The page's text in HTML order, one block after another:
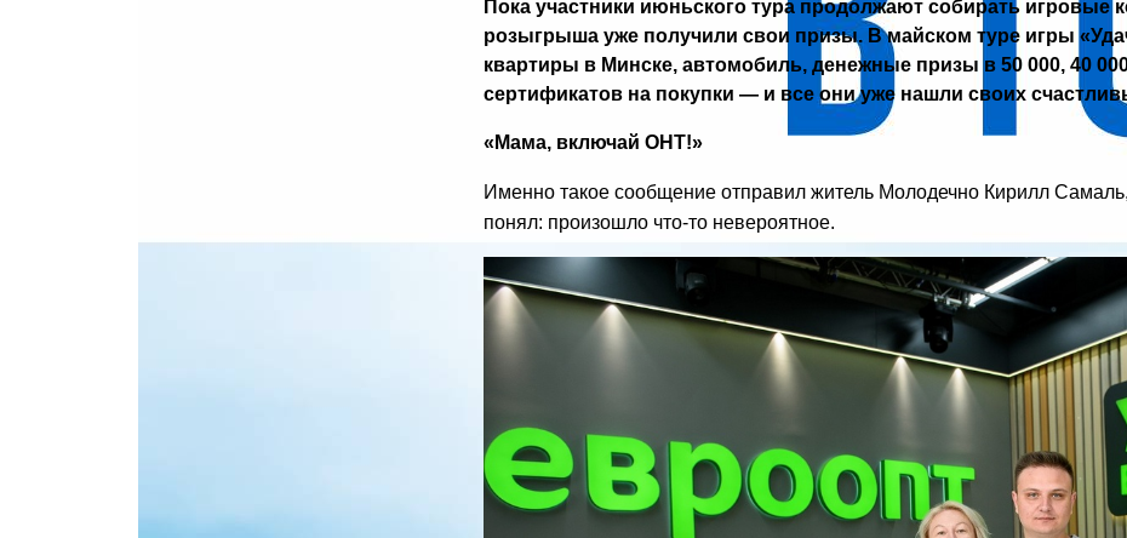
Пока участники июньского тура продолжают собирать игровые
розыгрыша уже получили свои призы. В майском туре игры
квартиры в Минске, автомобиль, денежные призы в 50 000, 40
сертификатов на покупки — и все они уже нашли своих
«Мама, включай ОНТ!»
Именно такое сообщение отправил житель Молодечно Кирилл
понял: произошло что-то невероятное.